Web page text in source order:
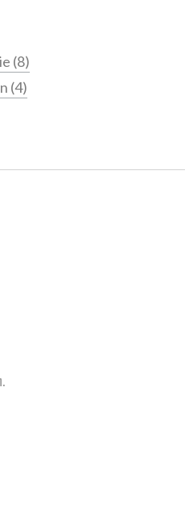
(8)
(4)